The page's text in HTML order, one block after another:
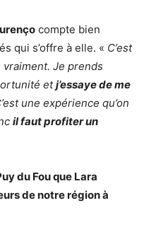
compte bien
qui s’offre à elle. « C’est
Je prends
etj’essaye de me
une expérience qu’on
il faut profiter un
du Fou que Lara
de notre région à